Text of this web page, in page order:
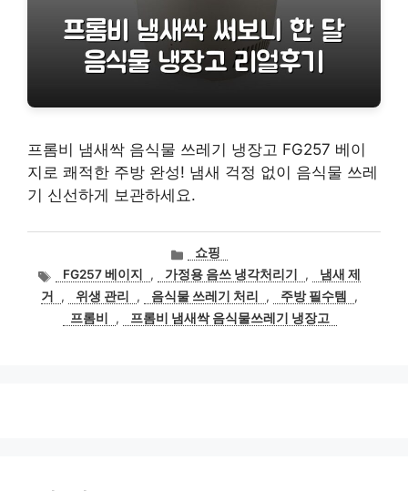
프롬비 냄새싹 음식물 쓰레기 냉장고 FG257 베이
지로 쾌적한 주방 완성! 냄새 걱정 없이 음식물 쓰레
기 신선하게 보관하세요.
카
테
고
리
쇼핑
태FG257 베이지 , 가정용 음쓰 냉각처리기 ,
냄새 제
거
, 위생 관리 , 음식물 쓰레기 처리 , 주방 필수템
,
프롬비
, 프롬비 냄새싹 음식물쓰레기 냉장고